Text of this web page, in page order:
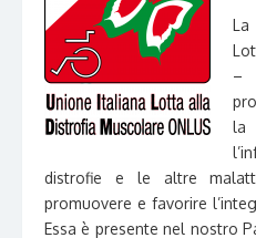
La
–
la
distrofie e le altre
promuovere e favorire
Essa è presente nel nostro